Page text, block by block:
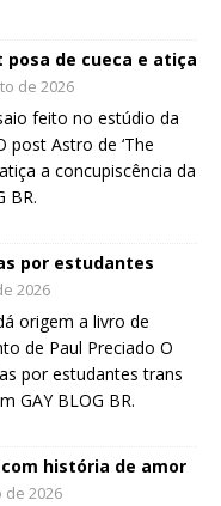
posa de cueca e atiça
de 2026
feito no estúdio da
post Astro de ‘The
a concupiscência da
BR.
por estudantes
2026
origem a livro de
de Paul Preciado O
por estudantes trans
GAY BLOG BR.
com história de amor
de 2026